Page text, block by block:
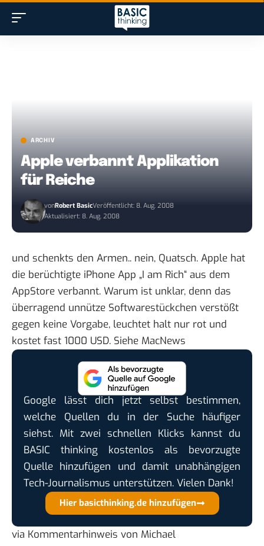
ARCHIV
Apple verbannt Applikation
für Reiche
vonRobert BasicVeröffentlicht: 8. Aug. 2008
Aktualisiert: 8. Aug. 2008
und schenkts den Armen.. nein, Quatsch. Apple hat
die berüchtigte iPhone App „I am Rich“ aus dem
AppStore verbannt. Warum ist unklar, denn das
überragend unnütze Softwarestückchen verstößt
gegen keine Vorgabe, leuchtet halt nur rot und
kostet fast 1000 USD. Siehe MacNews
Google lässt dich jetzt selbst bestimmen,
welche Quellen du in der Suche häufiger
siehst. Mit zwei schnellen Klicks kannst du
BASIC thinking kostenlos als bevorzugte
Quelle hinzufügen und damit unabhängigen
Tech-Journalismus unterstützen. Vielen Dank!
Hier basicthinking.de hinzufügen
via Kommentarhinweis von Michael